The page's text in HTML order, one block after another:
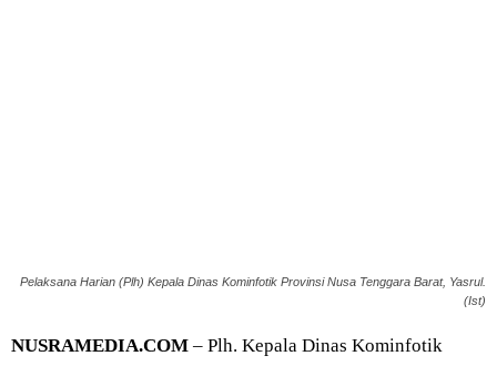
Pelaksana Harian (Plh) Kepala Dinas Kominfotik Provinsi Nusa Tenggara Barat, Yasrul.
(Ist)
NUSRAMEDIA.COM – Plh. Kepala Dinas Kominfotik